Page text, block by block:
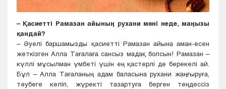
– Қасиетті Рамазан айының рухани мәні неде, маңызы
қандай?
– Әуелі баршамызды қасиетті Рамазан айына аман-есен
жеткізген Алла Тағалаға сансыз мадақ болсын! Рамазан –
күллі мұсылман үмбеті үшін ең қастерлі де берекелі ай.
Бұл – Алла Тағаланың адам баласына рухани жаңғыруға,
тәубеге келіп, жүректі тазартуға берген теңдессіз